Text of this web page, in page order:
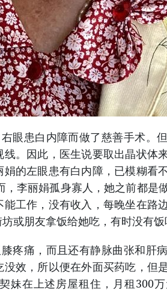
患白内障而做了慈善手术。
。因此，医生说要取出晶状体
的左眼患有白内障，已模糊看
李丽娟孤身寡人，她之前都是
工作，没有收入，每晚坐在路
或朋友拿饭给她吃，有时没有饭
痛，而且还有静脉曲张和肝
效，所以便在外面买药吃，但
妹在上述房屋租住，月租300